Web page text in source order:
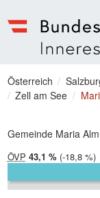
Sie befinden sich hier
Österreich
Zell am See
Gemeinde Maria
ÖVP 2024:
43,1 %
2019:
61,9 %
Differenz:
-18,8 %